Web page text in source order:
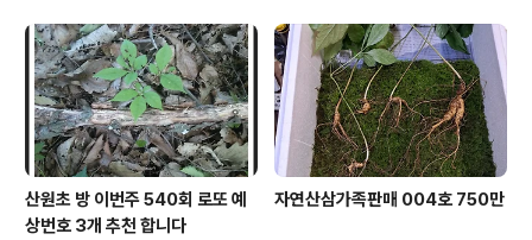
산원초 방 이번주 540회 로또 예
상번호 3개 추천 합니다
자연산삼가족판매 004호 750만